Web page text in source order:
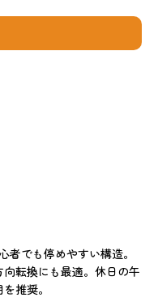
でも停めやすい構造。
転換にも最適。休日の午
推奨。